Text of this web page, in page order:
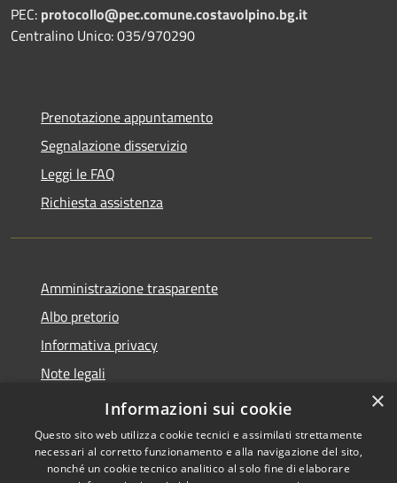
PEC: protocollo@pec.comune.costavolpino.bg.it
Centralino Unico: 035/970290
Prenotazione appuntamento
Segnalazione disservizio
Leggi le FAQ
Richiesta assistenza
Amministrazione trasparente
Albo pretorio
Informativa privacy
Note legali
Dichiarazione di accessibilità
×
Informazioni sui cookie
Questo sito web utilizza cookie tecnici e assimilati strettamente
necessari al corretto funzionamento e alla navigazione del sito,
nonché un cookie tecnico analitico al solo fine di elaborare